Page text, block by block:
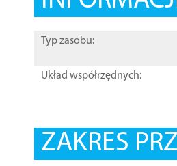
Typ zasobu:
Układ współrzędnych:
ZAKRES